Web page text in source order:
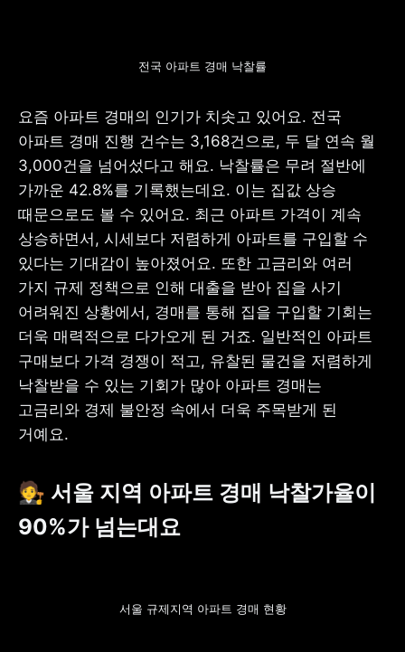
전국 아파트 경매 낙찰률
요즘 아파트 경매의 인기가 치솟고 있어요. 전국
아파트 경매 진행 건수는 3,168건으로, 두 달 연속 월
3,000건을 넘어섰다고 해요. 낙찰률은 무려 절반에
가까운 42.8%를 기록했는데요. 이는 집값 상승
때문으로도 볼 수 있어요. 최근 아파트 가격이 계속
상승하면서, 시세보다 저렴하게 아파트를 구입할 수
있다는 기대감이 높아졌어요. 또한 고금리와 여러
가지 규제 정책으로 인해 대출을 받아 집을 사기
어려워진 상황에서, 경매를 통해 집을 구입할 기회는
더욱 매력적으로 다가오게 된 거죠. 일반적인 아파트
구매보다 가격 경쟁이 적고, 유찰된 물건을 저렴하게
낙찰받을 수 있는 기회가 많아 아파트 경매는
고금리와 경제 불안정 속에서 더욱 주목받게 된
거예요.
🧑‍⚖️ 서울 지역 아파트 경매 낙찰가율이
90%가 넘는대요
서울 규제지역 아파트 경매 현황